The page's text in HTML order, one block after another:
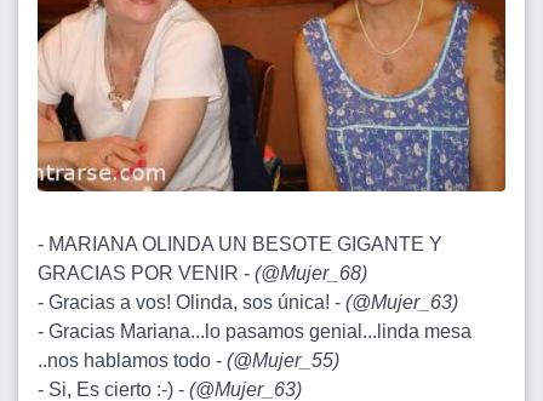
- MARIANA OLINDA UN BESOTE GIGANTE Y
GRACIAS POR VENIR - (@Mujer_68)
- Gracias a vos! Olinda, sos única! - (@Mujer_63)
- Gracias Mariana...lo pasamos genial...linda mesa
..nos hablamos todo - (@Mujer_55)
- Si, Es cierto :-) - (@Mujer_63)